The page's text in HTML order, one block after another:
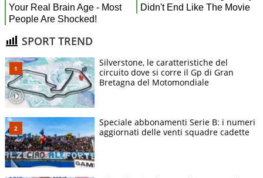
SPORT TREND
Silverstone, le caratteristiche del
circuito dove si corre il Gp di Gran
Bretagna del Motomondiale
Speciale abbonamenti Serie B: i numeri
aggiornati delle venti squadre cadette